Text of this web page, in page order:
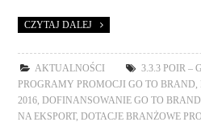
CZYTAJ DALEJ
AKTUALNOŚCI 3.3.3 POIR –
PROGRAMY PROMOCJI GO TO BRAND ,
2016 ,DOFINANSOWANIE GO TO BRAND
NA EKSPORT,DOTACJE BRANŻOWE